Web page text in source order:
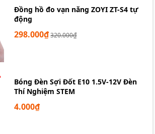
Đồng hồ đo vạn năng ZOYI ZT-S4 tự
động
298.000₫320.000₫
Bóng Đèn Sợi Đốt E10 1.5V-12V Đèn
Thí Nghiệm STEM
4.000₫